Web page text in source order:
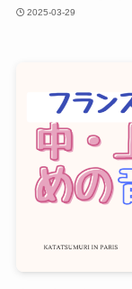
2025-03-29